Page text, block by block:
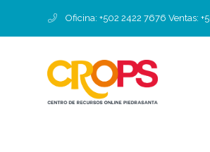
Oficina: +502 2422 7676 Ventas: